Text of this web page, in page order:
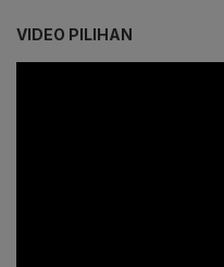
VIDEO PILIHAN